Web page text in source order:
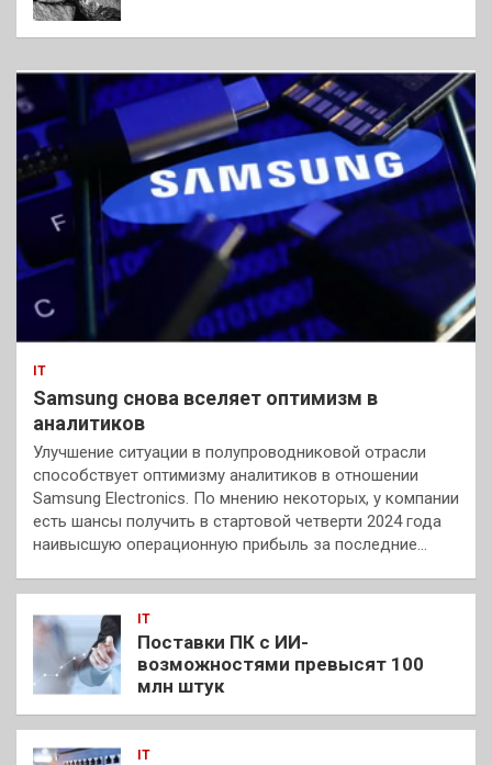
IT
Samsung снова вселяет оптимизм в
аналитиков
Улучшение ситуации в полупроводниковой отрасли
способствует оптимизму аналитиков в отношении
Samsung Electronics. По мнению некоторых, у компании
есть шансы получить в стартовой четверти 2024 года
наивысшую операционную прибыль за последние…
IT
Поставки ПК с ИИ-
возможностями превысят 100
млн штук
IT